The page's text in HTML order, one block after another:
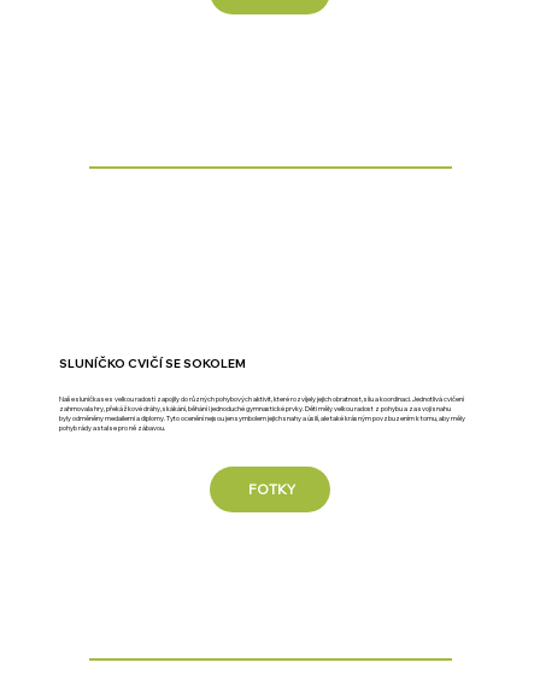
SLUNÍČKO CVIČÍ SE SOKOLEM
Naše sluníčka se s velkou radostí zapojily do různých pohybových aktivit, které rozvíjely jejich obratnost, sílu a koordinaci. Jednotlivá cvičení
zahrnovala hry, překážkové dráhy, skákání, běhání i jednoduché gymnastické prvky. Děti měly velkou radost z pohybu a za svoji snahu
byly odměněny medailemi a diplomy. Tyto ocenění nejsou jen symbolem jejich snahy a úsilí, ale také krásným povzbuzením k tomu, aby měly
pohyb rády a stal se pro ně zábavou.
FOTKY